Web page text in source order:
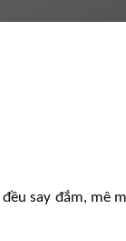
say đắm, mê